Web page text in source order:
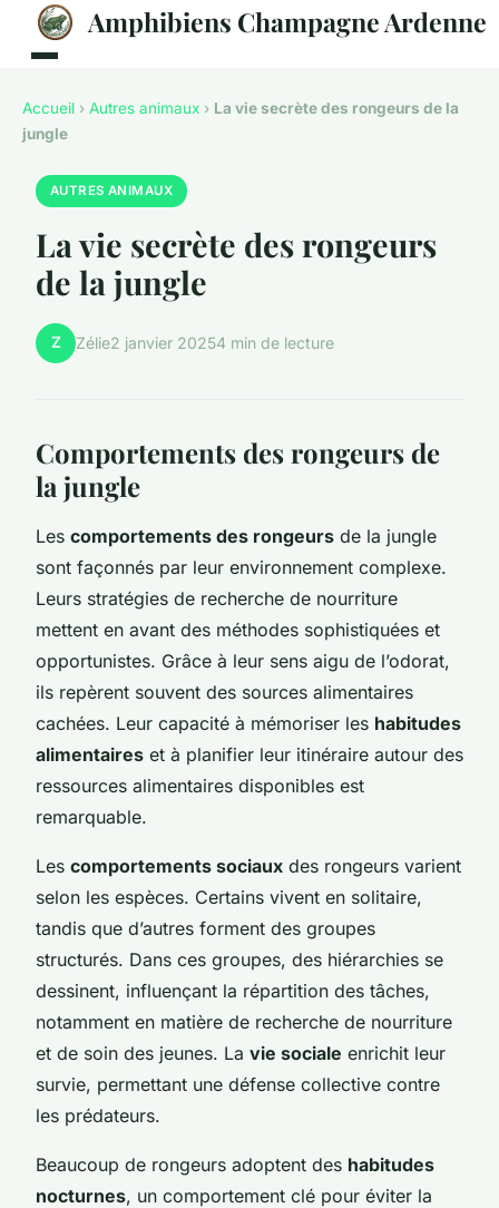
Amphibiens Champagne Ardenne
Accueil › Autres animaux › La vie secrète des rongeurs de la
jungle
AUTRES ANIMAUX
La vie secrète des rongeurs
de la jungle
Z Zélie2 janvier 20254 min de lecture
Comportements des rongeurs de
la jungle
Les comportements des rongeurs de la jungle
sont façonnés par leur environnement complexe.
Leurs stratégies de recherche de nourriture
mettent en avant des méthodes sophistiquées et
opportunistes. Grâce à leur sens aigu de l’odorat,
ils repèrent souvent des sources alimentaires
cachées. Leur capacité à mémoriser les habitudes
alimentaires et à planifier leur itinéraire autour des
ressources alimentaires disponibles est
remarquable.
Les comportements sociaux des rongeurs varient
selon les espèces. Certains vivent en solitaire,
tandis que d’autres forment des groupes
structurés. Dans ces groupes, des hiérarchies se
dessinent, influençant la répartition des tâches,
notamment en matière de recherche de nourriture
et de soin des jeunes. La vie sociale enrichit leur
survie, permettant une défense collective contre
les prédateurs.
Beaucoup de rongeurs adoptent des habitudes
nocturnes, un comportement clé pour éviter la